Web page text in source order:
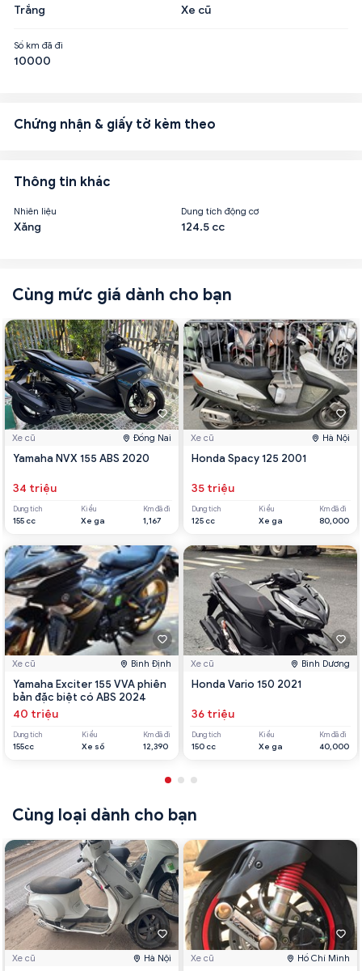
Trắng Xe cũ
Số km đã đi
10000
Chứng nhận & giấy tờ kèm theo
Thông tin khác
Nhiên liệu
Xăng
Dung tích động cơ
124.5 cc
Cùng mức giá dành cho bạn
Xe cũ Đồng Nai
Yamaha NVX 155 ABS 2020
34 triệu
Dung tích
155 cc
Kiểu
Xe ga
Km đã đi
1,167
Xe cũ Bình Định
Yamaha Exciter 155 VVA phiên
bản đặc biệt có ABS 2024
40 triệu
Dung tích
155cc
Kiểu
Xe số
Km đã đi
12,390
Xe cũ Hà Nội
Honda Spacy 125 2001
35 triệu
Dung tích
125 cc
Kiểu
Xe ga
Km đã đi
80,000
Xe cũ Bình Dương
Honda Vario 150 2021
36 triệu
Dung tích
150 cc
Kiểu
Xe ga
Km đã đi
40,000
Cùng loại dành cho bạn
Xe cũ Hà Nội Xe cũ Hồ Chí Minh